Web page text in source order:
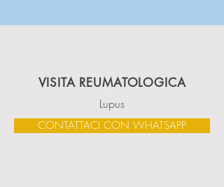
VISITA REUMATOLOGICA
Lupus
CONTATTACI CON WHATSAPP